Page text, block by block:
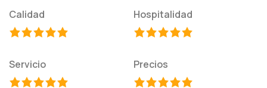
Calidad Hospitalidad
Servicio Precios